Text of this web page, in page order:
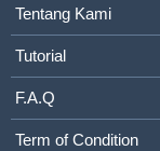
Tentang Kami
Tutorial
F.A.Q
Term of Condition